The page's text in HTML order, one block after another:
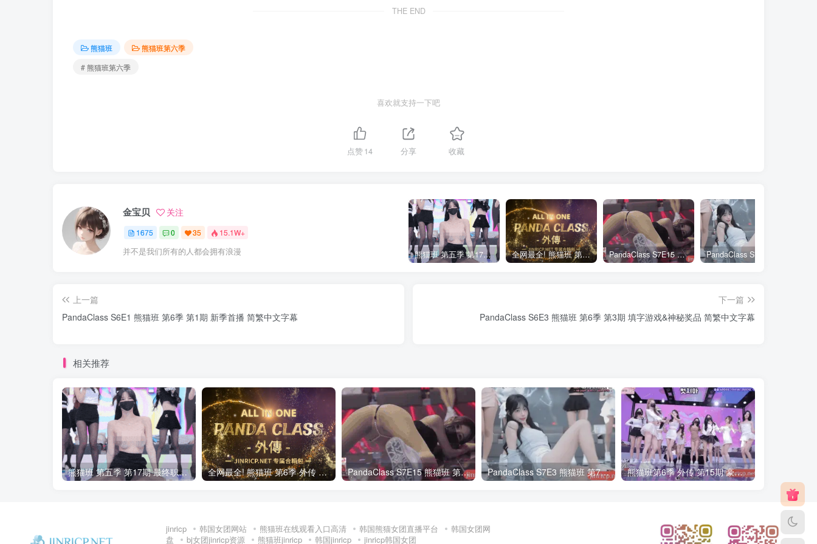
THE END
熊猫班
熊猫班第六季
# 熊猫班第六季
喜欢就支持一下吧
点赞14 分享 收藏
金宝贝 关注
1675 0 35 15.1W+
并不是我们所有的人都会拥有浪漫 熊猫班 第五季 第17期 最终职级赛&完结 全网最全! 熊猫班 第6季 外传 SpinOff 全集 All in one 合集版 中英韩简繁字幕外挂版 PandaClass S7E15 熊猫班 第7季 第15期 俄罗斯轮盘 中英韩简繁字幕
上一篇
PandaClass S6E1 熊猫班 第6季 第1期 新季首播 简繁中文字幕
下一篇
PandaClass S6E3 熊猫班 第6季 第3期 填字游戏&神秘奖品 简繁中文字幕
相关推荐
熊猫班 第五季 第17期 最终职级赛&完结 全网最全! 熊猫班 第6季 外传 SpinOff 全集 All in one 合集版 中英韩简繁字幕外挂版 PandaClass S7E15 熊猫班 第7季 第15期 俄罗斯轮盘 中英韩简繁字幕 PandaClass S7E3 熊猫班 第7季 第3期 二十一点日 中英韩简繁字幕 熊猫班第6季 外传 第15期 豪礼日&完结 中英韩简繁字幕
jinricp 韩国女团网站 熊猫班在线观看入口高清 韩国熊猫女团直播平台
韩国女团网
盘
bj女团jinricp资源 熊猫班jinricp 韩国jinricp jinricp韩国女团